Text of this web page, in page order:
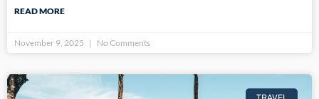
READ MORE
November 9, 2025 No Comments